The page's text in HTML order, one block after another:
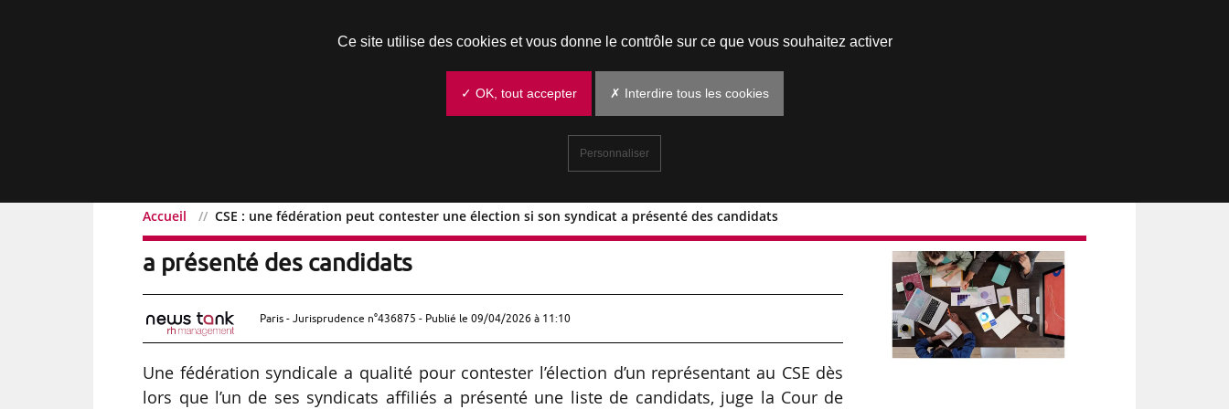
Accueil CSE : une fédération peut contester une élection si son syndicat a présenté des candidats
CSE : une fédération peut contester une élection si son syndicat
a présenté des candidats
Paris - Jurisprudence n°436875 - Publié le 09/04/2026 à 11:10
Une fédération syndicale a qualité pour contester l’élection d’un représentant au CSE dès
lors que l’un de ses syndicats affiliés a présenté une liste de candidats, juge la Cour de
Ce site utilise des cookies et vous donne le contrôle sur ce que vous souhaitez activer
✓ OK, tout accepter ✗ Interdire tous les cookies
Personnaliser